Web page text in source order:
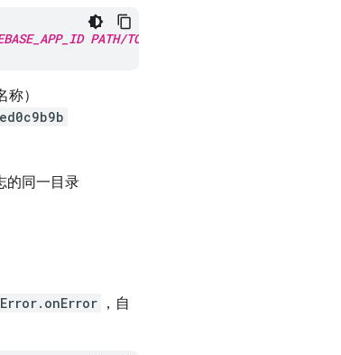
PATH/TO
）
的同一目录
，自